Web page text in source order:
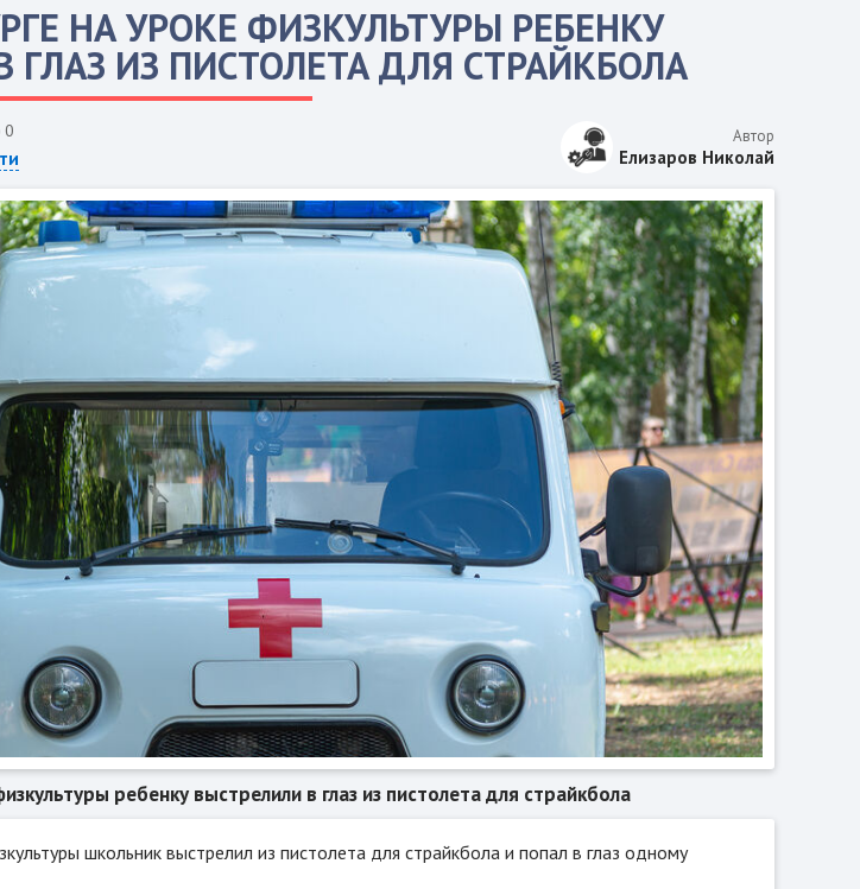
НА УРОКЕ ФИЗКУЛЬТУРЫ РЕБЕНКУ
ГЛАЗ ИЗ ПИСТОЛЕТА ДЛЯ СТРАЙКБОЛА
0 Автор
Елизаров Николай
ребенку выстрелили в глаз из пистолета для страйкбола
школьник выстрелил из пистолета для страйкбола и попал в глаз одному